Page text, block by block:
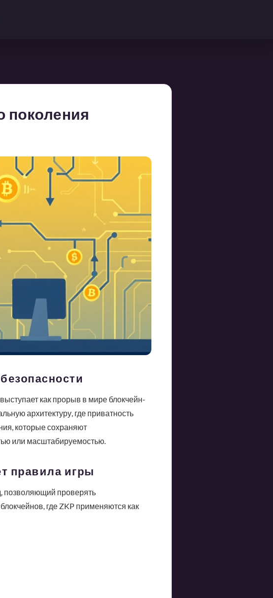
поколения
как прорыв в мире блокчейн-
архитектуру, где приватность
которые сохраняют
или масштабируемостью.
правила игры
позволяющий проверять
где ZKP применяются как